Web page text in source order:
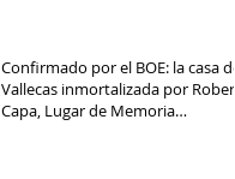
Confirmado por el BOE: la casa de
Vallecas inmortalizada por Robert
Capa, Lugar de Memoria